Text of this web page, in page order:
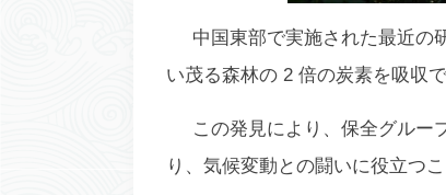
中国東部で実施された最近の
い茂る森林の 2 倍の炭素を吸収
この発見により、保全グルー
り、気候変動との闘いに役立つ